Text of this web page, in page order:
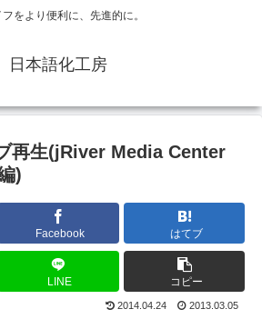
フをより便利に、先進的に。
日本語化工房
再生(jRiver Media Center
)
Facebook はてブ
LINE コピー
2014.04.24 2013.03.05